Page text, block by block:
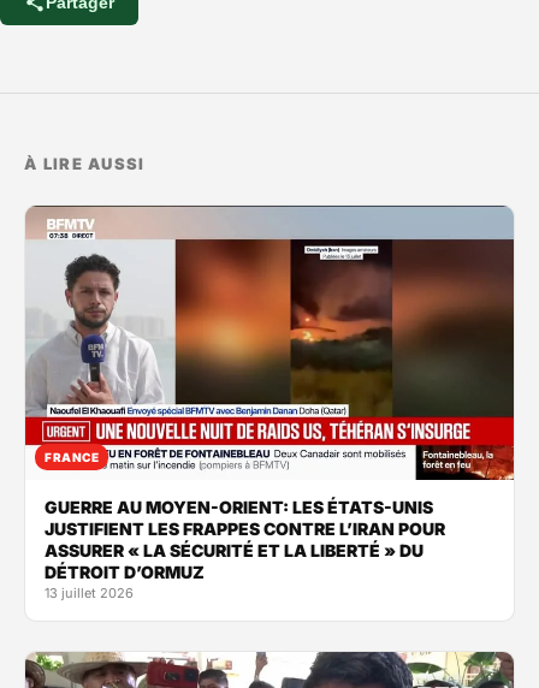
À LIRE AUSSI
FRANCE
GUERRE AU MOYEN-ORIENT: LES ÉTATS-UNIS
JUSTIFIENT LES FRAPPES CONTRE L’IRAN POUR
ASSURER « LA SÉCURITÉ ET LA LIBERTÉ » DU
DÉTROIT D’ORMUZ
13 juillet 2026